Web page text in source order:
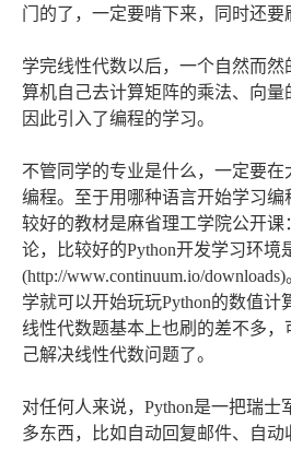
门的了，一定要啃下来，同时还要
学完线性代数以后，一个自然而
算机自己去计算矩阵的乘法、向量
因此引入了编程的学习。
不管同学的专业是什么，一定要
编程。至于用哪种语言开始学习编
较好的教材是麻省理工学院公开课
论，比较好的Python开发学习环境
(http://www.continuum.io/
学就可以开始玩玩Python的数值计
线性代数题基本上也刷的差不多，
己解决线性代数问题了。
对任何人来说，Python是一把瑞士
多东西，比如自动回复邮件、自